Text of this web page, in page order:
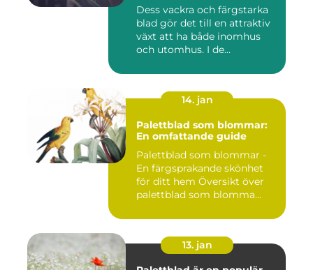
Dess vackra och färgstarka
blad gör det till en attraktiv
växt att ha både inomhus
och utomhus. I de...
14. jan
Palettblad som blommar:
En omfattande guide
Palettblad som blommar -
En färgsprakande skönhet
för ditt hem Översikt över
palettblad som blomma...
13. jan